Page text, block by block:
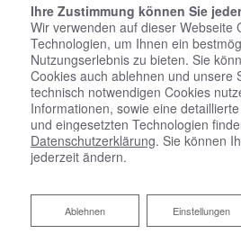
Ihre Zustimmung können Sie
Wir verwenden auf dieser Webseite
Technologien, um Ihnen ein
Nutzungserlebnis zu bieten. Sie
Cookies auch ablehnen und unsere
technisch notwendigen Cookies
Informationen, sowie eine
und eingesetzten Technologien
Datenschutzerklärung. Sie können
jederzeit ändern.
Einstellungen
Ablehnen
Ablehnen